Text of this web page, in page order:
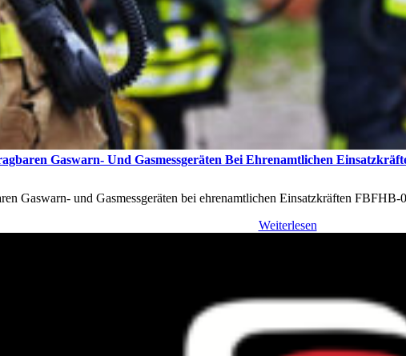
Gaswarn- Und Gasmessgeräten Bei Ehrenamtlichen
Gaswarn- und Gasmessgeräten bei ehrenamtlichen Einsatzkräften
Weiterlesen